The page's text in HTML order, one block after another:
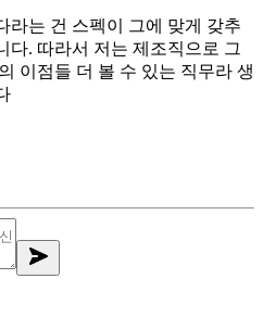
라는 건 스펙이 그에 맞게 갖추
다. 따라서 저는 제조직으로 그
이점들 더 볼 수 있는 직무라 생